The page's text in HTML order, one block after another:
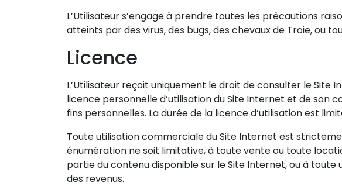
L’Utilisateur s’engage à prendre toutes les précautions
atteints par des virus, des bugs, des chevaux de Troie, ou
Licence
L’Utilisateur reçoit uniquement le droit de consulter le Site
licence personnelle d’utilisation du Site Internet et de son
fins personnelles. La durée de la licence d’utilisation est
Toute utilisation commerciale du Site Internet est
énumération ne soit limitative, à toute vente ou toute
partie du contenu disponible sur le Site Internet, ou à
des revenus.